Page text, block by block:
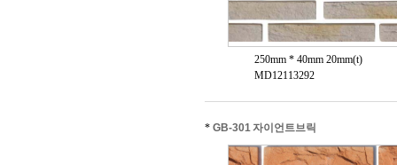
250mm * 40mm 20mm(t)
MD12113292
* GB-301 자이언트브릭